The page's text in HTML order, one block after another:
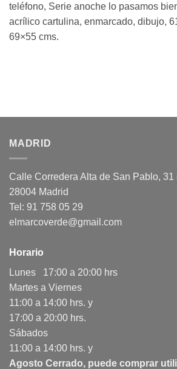
teléfono, Serie anoche lo pasamos
acrílico cartulina, enmarcado, dibujo,
69×55 cms.
MADRID
Calle Corredera Alta de San Pablo, 31
28004 Madrid
Tel: 91 758 05 29
elmarcoverde@gmail.com
Horario
Lunes 17:00 a 20:00 hrs
Martes a Viernes
11:00 a 14:00 hrs. y
17:00 a 20:00 hrs.
Sábados
11:00 a 14:00 hrs. y
Agosto Cerrado, puede comprar